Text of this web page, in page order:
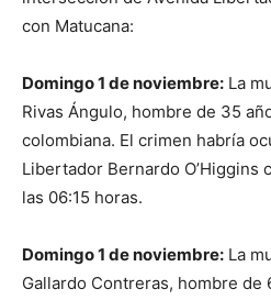
con Matucana:
Domingo 1 de noviembre: La
Rivas Ángulo, hombre de 35
colombiana. El crimen habría
Libertador Bernardo O’Higgins
las 06:15 horas.
Domingo 1 de noviembre: La
Gallardo Contreras, hombre de